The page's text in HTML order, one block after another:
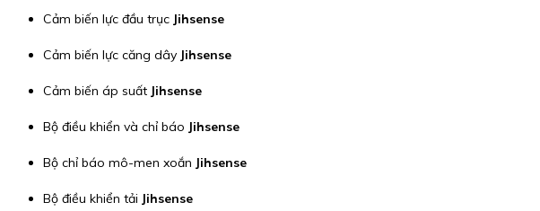
Cảm biến lực đầu trục Jihsense
Cảm biến lực căng dây Jihsense
Cảm biến áp suất Jihsense
Bộ điều khiển và chỉ báo Jihsense
Bộ chỉ báo mô-men xoắn Jihsense
Bộ điều khiển tải Jihsense